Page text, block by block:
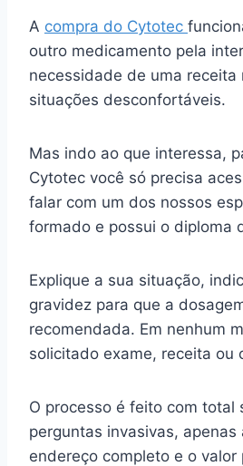
A compra do Cytotec
outro medicamento pela
necessidade de uma receita
situações desconfortáveis.
Mas indo ao que interessa,
Cytotec você só precisa
falar com um dos nossos
formado e possui o diploma
Explique a sua situação,
gravidez para que a
recomendada. Em nenhum
solicitado exame, receita ou
O processo é feito com total
perguntas invasivas,
endereço completo e o valor